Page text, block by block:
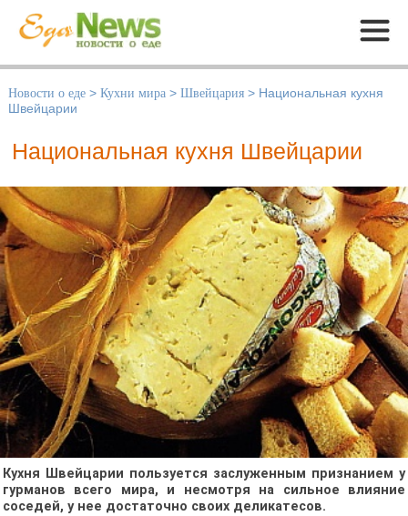
Меню
Новости о еде > Кухни мира > Швейцария > Национальная кухня
Швейцарии
Национальная кухня Швейцарии
Кухня Швейцарии пользуется заслуженным признанием у
гурманов всего мира, и несмотря на сильное влияние
соседей, у нее достаточно своих деликатесов.